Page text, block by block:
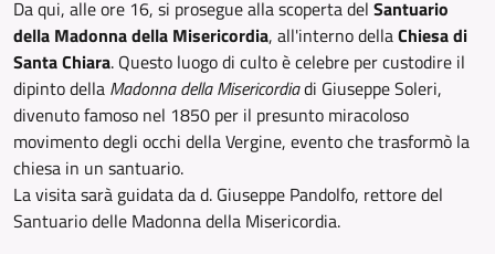
Da qui, alle ore 16, si prosegue alla scoperta del Santuario
della Madonna della Misericordia, all'interno dellaChiesa di
Santa Chiara. Questo luogo di culto è celebre per custodire il
dipinto della Madonna della Misericordiadi Giuseppe Soleri,
divenuto famoso nel 1850 per il presunto miracoloso
movimento degli occhi della Vergine, evento che trasformò la
chiesa in un santuario.
La visita sarà guidata da d. Giuseppe Pandolfo, rettore del
Santuario delle Madonna della Misericordia.